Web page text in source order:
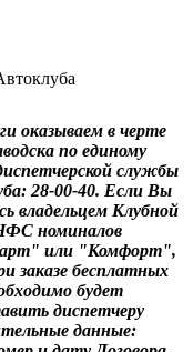
оказываем в черте
по единому
службы
28-00-40. Если Вы
владельцем Клубной
номиналов
или "Комфорт",
заказе бесплатных
будет
диспетчеру
данные: